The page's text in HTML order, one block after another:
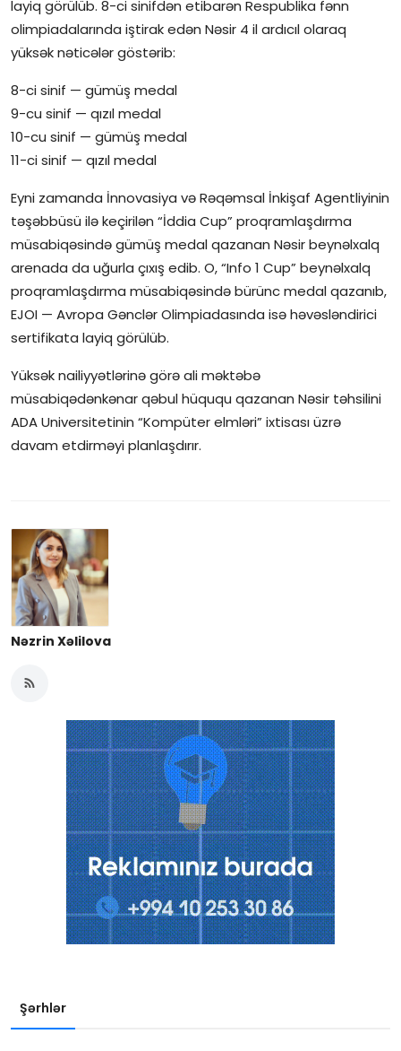
layiq görülüb. 8-ci sinifdən etibarən Respublika fənn
olimpiadalarında iştirak edən Nəsir 4 il ardıcıl olaraq
yüksək nəticələr göstərib:
8-ci sinif — gümüş medal
9-cu sinif — qızıl medal
10-cu sinif — gümüş medal
11-ci sinif — qızıl medal
Eyni zamanda İnnovasiya və Rəqəmsal İnkişaf Agentliyinin
təşəbbüsü ilə keçirilən “İddia Cup” proqramlaşdırma
müsabiqəsində gümüş medal qazanan Nəsir beynəlxalq
arenada da uğurla çıxış edib. O, “Info 1 Cup” beynəlxalq
proqramlaşdırma müsabiqəsində bürünc medal qazanıb,
EJOI — Avropa Gənclər Olimpiadasında isə həvəsləndirici
sertifikata layiq görülüb.
Yüksək nailiyyətlərinə görə ali məktəbə
müsabiqədənkənar qəbul hüququ qazanan Nəsir təhsilini
ADA Universitetinin “Kompüter elmləri” ixtisası üzrə
davam etdirməyi planlaşdırır.
Nəzrin Xəlilova
Şərhlər